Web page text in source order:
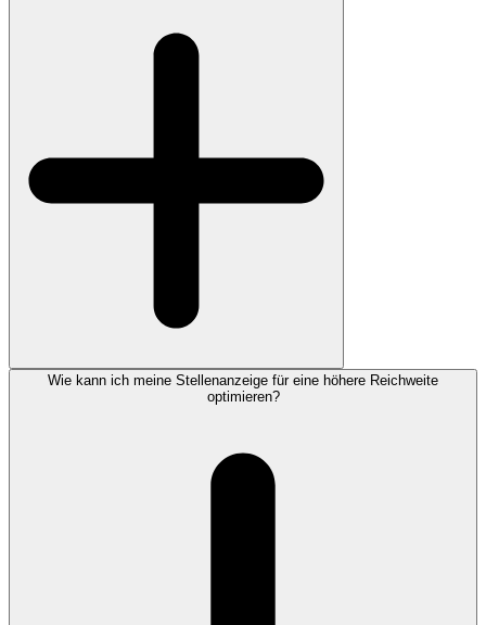
Wie kann ich meine Stellenanzeige für eine höhere Reichweite
optimieren?